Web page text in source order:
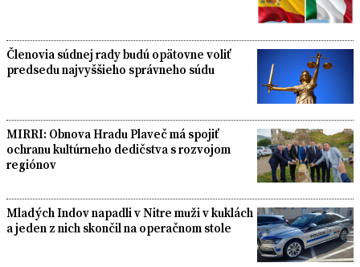
Členovia súdnej rady budú opätovne voliť
predsedu najvyššieho správneho súdu
MIRRI: Obnova Hradu Plaveč má spojiť
ochranu kultúrneho dedičstva s rozvojom
regiónov
Mladých Indov napadli v Nitre muži v kuklách
a jeden z nich skončil na operačnom stole